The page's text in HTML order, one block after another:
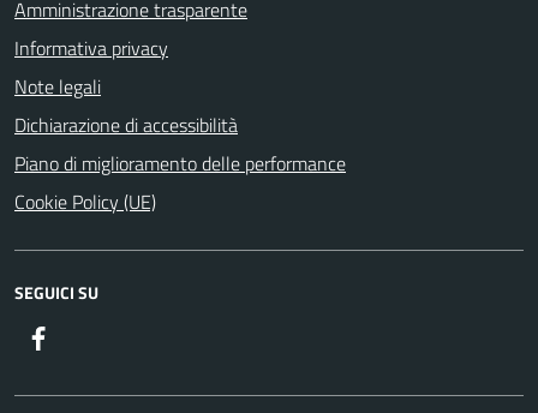
Amministrazione trasparente
Informativa privacy
Note legali
Dichiarazione di accessibilità
Piano di miglioramento delle performance
Cookie Policy (UE)
SEGUICI SU